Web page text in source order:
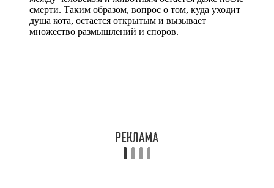
смерти. Таким образом, вопрос о том, куда уходит
душа кота, остается открытым и вызывает
множество размышлений и споров.